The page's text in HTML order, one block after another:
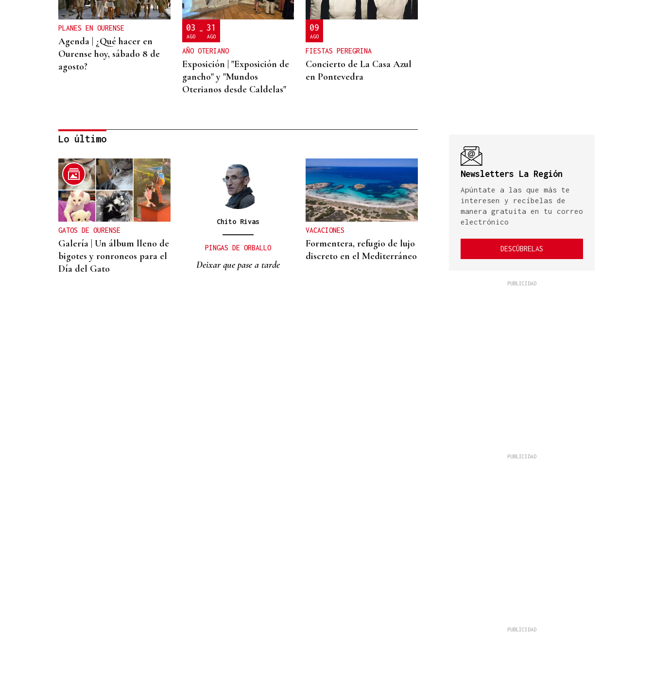
PLANES EN OURENSE
Agenda | ¿Qué hacer en
Ourense hoy, sábado 8 de
agosto?
03
AGO
- 31
AGO
AÑO OTERIANO
Exposición | "Exposición de
gancho" y "Mundos
Oterianos desde Caldelas"
09
AGO
FIESTAS PEREGRINA
Concierto de La Casa Azul
en Pontevedra
07
AGO
CONCIERTO
Comunión entre el folk
gallego y el techno
orgánico con Baiuca
Lo último
GATOS DE OURENSE
Galería | Un álbum lleno de
bigotes y ronroneos para el
Día del Gato
Chito Rivas
PINGAS DE ORBALLO
Deixar que pase a tarde
VACACIONES
Formentera, refugio de lujo
discreto en el Mediterráneo
Newsletters La Región
Apúntate a las que más te
interesen y recíbelas de
manera gratuita en tu correo
electrónico
DESCÚBRELAS